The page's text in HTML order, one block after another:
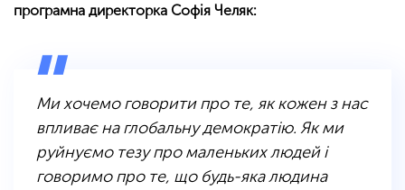
програмна директорка Софія Челяк:
Ми хочемо говорити про те, як кожен з нас
впливає на глобальну демократію. Як ми
руйнуємо тезу про маленьких людей і
говоримо про те, що будь-яка людина